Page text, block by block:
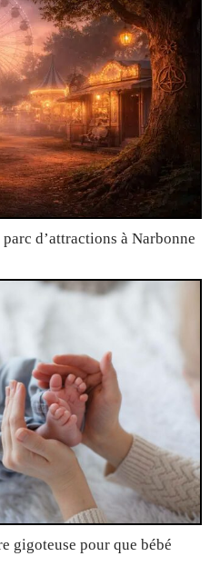
d’attractions à Narbonne
gigoteuse pour que bébé